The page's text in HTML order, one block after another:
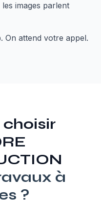
images parlent
On attend votre appel.
choisir
à
?